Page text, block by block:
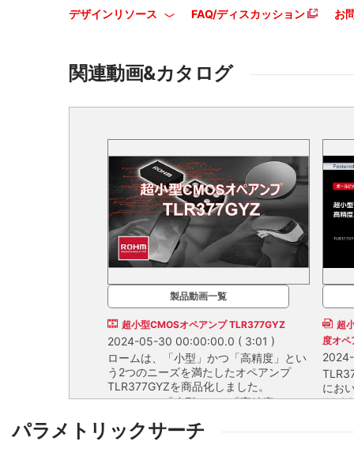
デザインリソース FAQ/ディスカッション お
関連動画&カタログ
製品動画一覧
超小型CMOSオペアンプ TLR377GYZ
2024-05-30 00:00:00.0 ( 3:01 )
ロームは、「小型」かつ「高精度」とい
う2つのニーズを満たしたオペアンプ
TLR377GYZを商品化しました。
ロームは、「小型」かつ「高精度」とい
TLR377GYZを商品化しました。
超
度オ
にお
パラメトリックサーチ